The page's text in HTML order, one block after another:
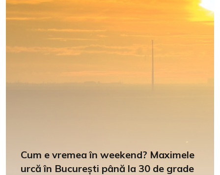
Cum e vremea în weekend? Maximele
urcă în București până la 30 de grade